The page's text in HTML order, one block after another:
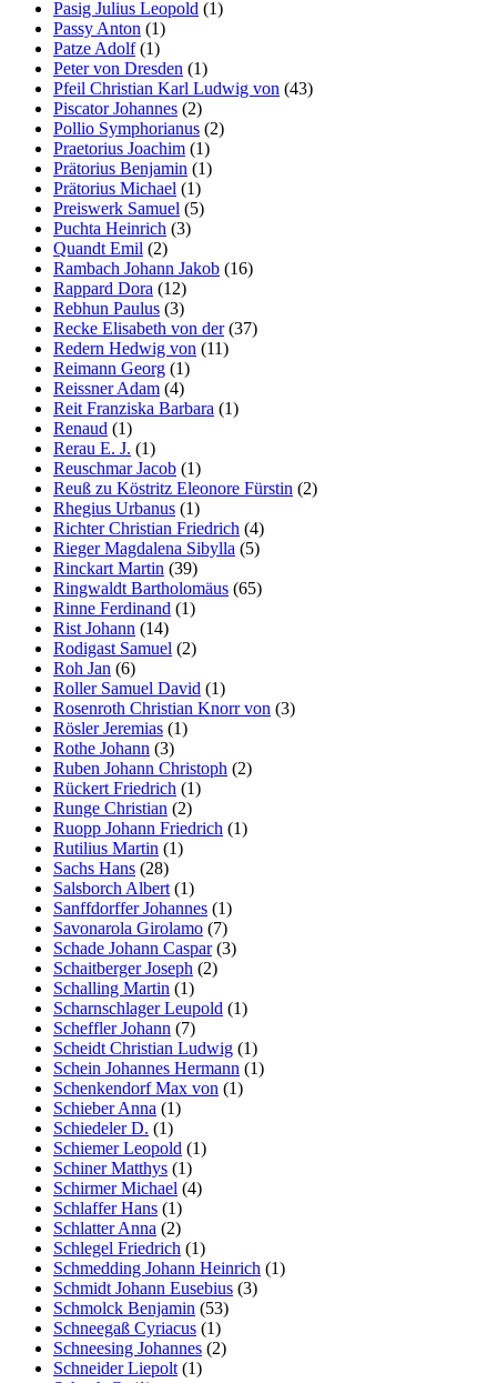
Pasig Julius Leopold (1)
Passy Anton (1)
Patze Adolf(1)
Peter von Dresden (1)
Pfeil Christian Karl Ludwig von (43)
Piscator Johannes (2)
Pollio Symphorianus (2)
Praetorius Joachim (1)
Prätorius Benjamin (1)
Prätorius Michael (1)
Preiswerk Samuel (5)
Puchta Heinrich (3)
Quandt Emil (2)
Rambach Johann Jakob (16)
Rappard Dora (12)
Rebhun Paulus (3)
Recke Elisabeth von der(37)
Redern Hedwig von (11)
Reimann Georg (1)
Reissner Adam (4)
Reit Franziska Barbara (1)
Renaud (1)
Rerau E. J. (1)
Reuschmar Jacob (1)
Reuß zu Köstritz Eleonore Fürstin (2)
Rhegius Urbanus (1)
Richter Christian Friedrich (4)
Rieger Magdalena Sibylla (5)
Rinckart Martin (39)
Ringwaldt Bartholomäus (65)
Rinne Ferdinand (1)
Rist Johann (14)
Rodigast Samuel (2)
Roh Jan (6)
Roller Samuel David (1)
Rosenroth Christian Knorr von (3)
Rösler Jeremias (1)
Rothe Johann (3)
Ruben Johann Christoph (2)
Rückert Friedrich (1)
Runge Christian (2)
Ruopp Johann Friedrich (1)
Rutilius Martin (1)
Sachs Hans (28)
Salsborch Albert(1)
Sanffdorffer Johannes (1)
Savonarola Girolamo (7)
Schade Johann Caspar(3)
Schaitberger Joseph (2)
Schalling Martin (1)
Scharnschlager Leupold (1)
Scheffler Johann (7)
Scheidt Christian Ludwig (1)
Schein Johannes Hermann (1)
Schenkendorf Max von (1)
Schieber Anna (1)
Schiedeler D. (1)
Schiemer Leopold (1)
Schiner Matthys (1)
Schirmer Michael (4)
Schlaffer Hans (1)
Schlatter Anna (2)
Schlegel Friedrich (1)
Schmedding Johann Heinrich (1)
Schmidt Johann Eusebius (3)
Schmolck Benjamin (53)
Schneegaß Cyriacus (1)
Schneesing Johannes (2)
Schneider Liepolt(1)